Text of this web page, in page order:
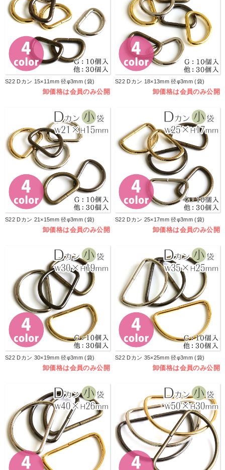
S22 Dカン 15×11mm 径φ3mm (袋)
卸価格は会員のみ公開
S22 Dカン 18×13mm 径φ3mm (袋)
卸価格は会員のみ公開
S22 Dカン 21×15mm 径φ3mm (袋)
卸価格は会員のみ公開
S22 Dカン 25×17mm 径φ3mm (袋)
卸価格は会員のみ公開
S22 Dカン 30×19mm 径φ3mm (袋)
卸価格は会員のみ公開
S22 Dカン 35×25mm 径φ3mm (袋)
卸価格は会員のみ公開